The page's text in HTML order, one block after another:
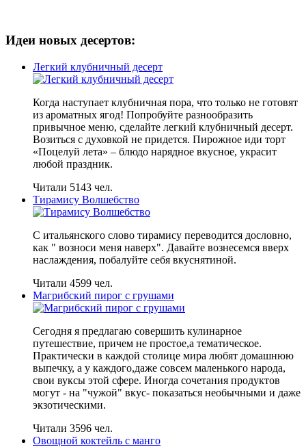
Идеи новых десертов:
Легкий клубничный десерт
Когда наступает клубничная пора, что только не готовят
из ароматных ягод! Попробуйте разнообразить
привычное меню, сделайте легкий клубничный десерт.
Возиться с духовкой не придется. Пирожное иди торт
«Поцелуй лета» – блюдо нарядное вкусное, украсит
любой праздник.
Читали 5143 чел.
Тирамису Волшебство
С итальянского слово тирамису переводится дословно,
как " возноси меня наверх". Давайте вознесемся вверх
наслаждения, побалуйте себя вкуснятиной.
Читали 4599 чел.
Магрибский пирог с грушами
Сегодня я предлагаю совершить кулинарное
путешествие, причем не простое,а тематическое.
Практически в каждой столице мира любят домашнюю
выпечку, а у каждого,даже совсем маленького народа,
свои вуксы этой сфере. Иногда сочетания продуктов
могут - на "чужой" вкус- показаться необычными и даже
экзотическими.
Читали 3596 чел.
Овощной коктейль с манго